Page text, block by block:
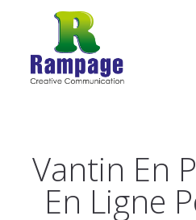
Vantin En
En Ligne